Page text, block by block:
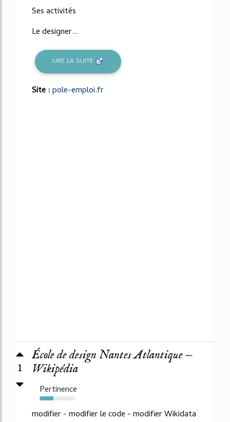
Ses activités
Le designer...
LIRE LA SUITE
Site :pole-emploi.fr
1
École de design Nantes Atlantique —
Wikipédia
Pertinence
38%
modifier - modifier le code - modifier Wikidata